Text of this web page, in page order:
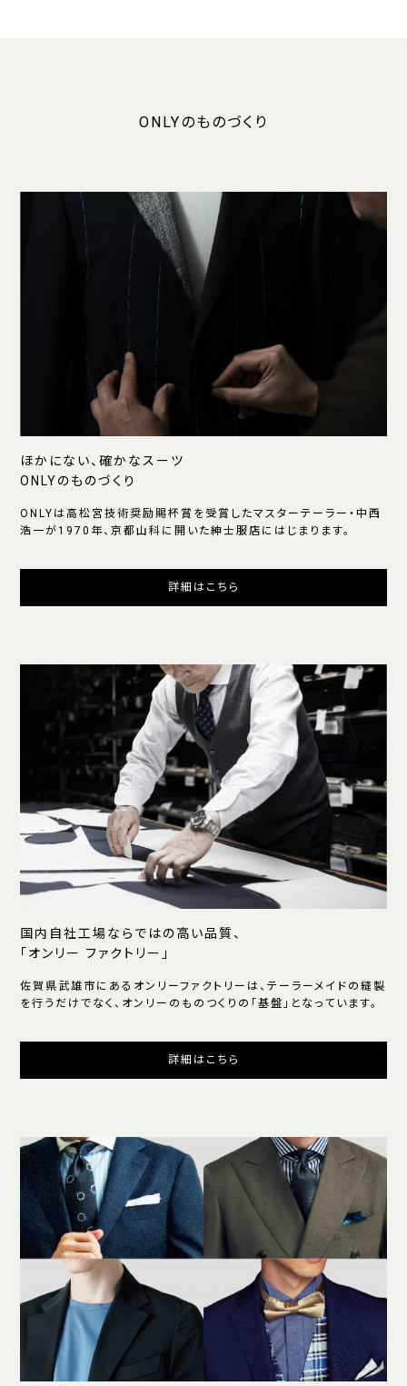
ONLYのものづくり
ほかにない、確かなスーツ
ONLYのものづくり
ONLYは高松宮技術奨励賜杯賞を受賞したマスターテーラー・中西
浩一が1970年、京都山科に開いた紳士服店にはじまります。
詳細はこちら
国内自社工場ならではの高い品質、
「オンリー ファクトリー」
佐賀県武雄市にあるオンリーファクトリーは、テーラーメイドの縫製
を行うだけでなく、オンリーのものつくりの「基盤」となっています。
詳細はこちら